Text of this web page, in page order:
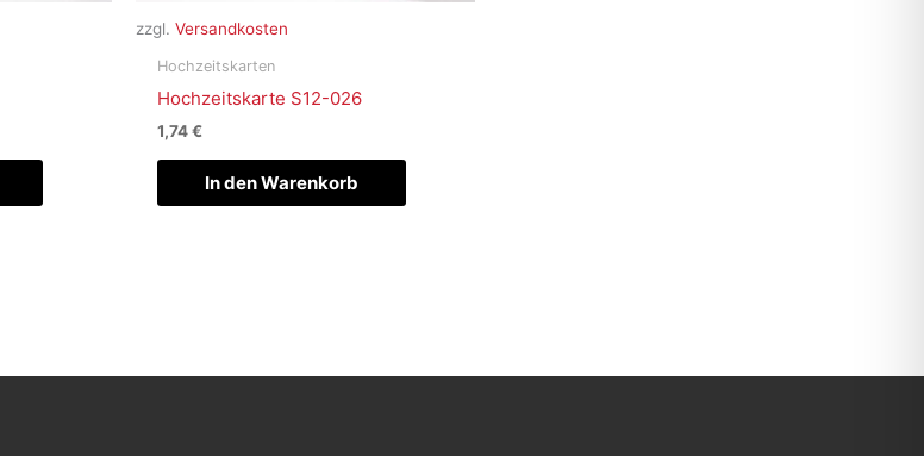
zzgl. Versandkosten
Hochzeitskarten
Hochzeitskarte S12-026
1,74€
In den Warenkorb